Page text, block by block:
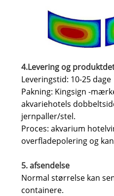
4.Levering og
Leveringstid: 10-25 dage
Pakning: Kingsign -
akvariehotels
jernpaller/stel.
Proces: akvarium
overfladepolering og
5. afsendelse
Normal størrelse kan
containere.